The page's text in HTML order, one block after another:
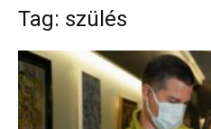
Tag: szülés